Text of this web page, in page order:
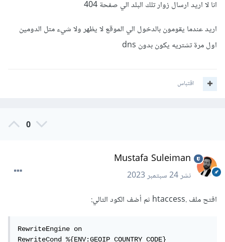
انا لا اريد ارسال زوار تلك البلد الي صفحة 404
اريد عندما يقومون بالدخول الي الموقع لا يظهر ولا شيء متل الدومين
اول مرة تشتريه يكون بدون dns
اقتباس
0
Mustafa Suleiman
نشر24 سبتمبر 2023
افتح ملف .htaccess ثم أضف الكود التالي:
RewriteEngine on
RewriteCond %{ENV:GEOIP_COUNTRY_CODE}